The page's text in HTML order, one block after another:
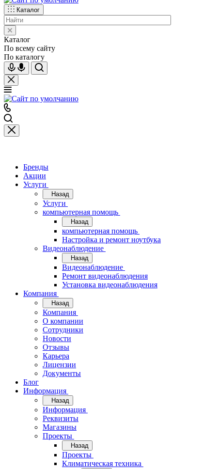
Каталог
Каталог
По всему сайту
По каталогу
Бренды
Акции
Услуги
Назад
Услуги
компьютерная помощь
Назад
компьютерная помощь
Настройка и ремонт ноутбука
Видеонаблюдение
Назад
Видеонаблюдение
Ремонт видеонаблюдения
Установка видеонаблюдения
Компания
Назад
Компания
О компании
Сотрудники
Новости
Отзывы
Карьера
Лицензии
Документы
Блог
Информация
Назад
Информация
Реквизиты
Магазины
Проекты
Назад
Проекты
Климатическая техника